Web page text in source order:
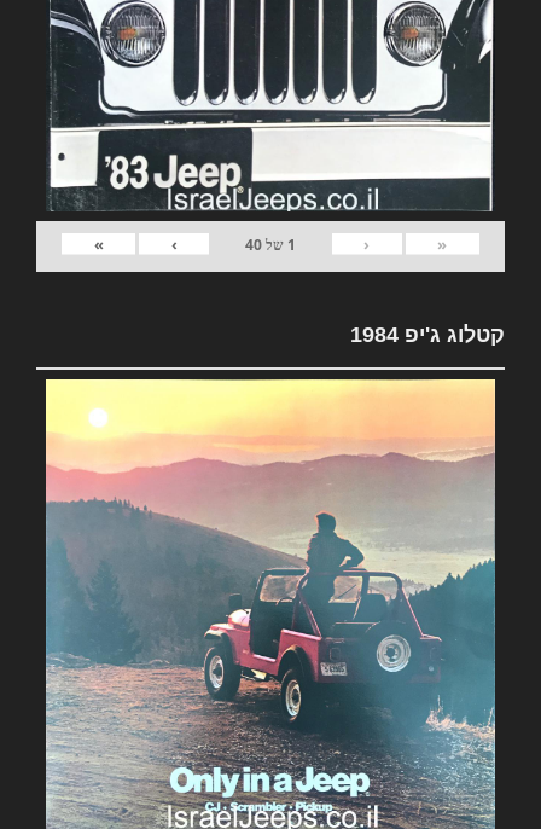
«
‹
1 של40
›
»
קטלוג ג'יפ 1984